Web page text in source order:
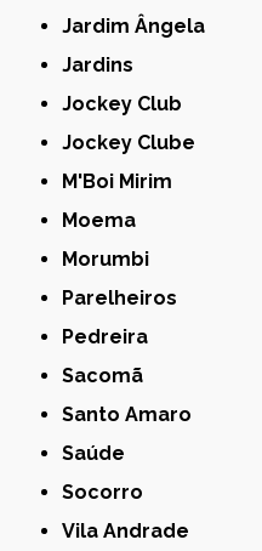
Jardim Ângela
Jardins
Jockey Club
Jockey Clube
M'Boi Mirim
Moema
Morumbi
Parelheiros
Pedreira
Sacomã
Santo Amaro
Saúde
Socorro
Vila Andrade